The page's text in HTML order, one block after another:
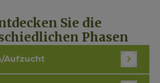
Sie die
Phasen
Aufzucht